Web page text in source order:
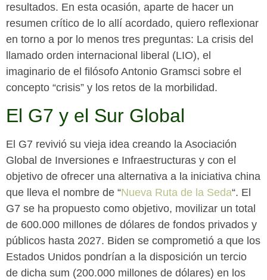
resultados. En esta ocasión, aparte de hacer un
resumen crítico de lo allí acordado, quiero reflexionar
en torno a por lo menos tres preguntas: La crisis del
llamado orden internacional liberal (LIO), el
imaginario de el filósofo Antonio Gramsci sobre el
concepto “crisis” y los retos de la morbilidad.
El G7 y el Sur Global
El G7 revivió su vieja idea creando la Asociación
Global de Inversiones e Infraestructuras y con el
objetivo de ofrecer una alternativa a la iniciativa china
que lleva el nombre de “Nueva Ruta de la Seda“. El
G7 se ha propuesto como objetivo, movilizar un total
de 600.000 millones de dólares de fondos privados y
públicos hasta 2027. Biden se comprometió a que los
Estados Unidos pondrían a la disposición un tercio
de dicha sum (200.000 millones de dólares) en los